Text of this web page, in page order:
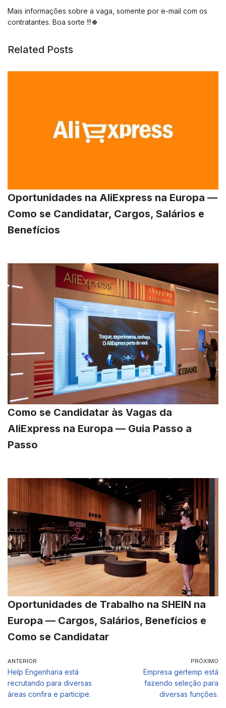
Mais informações sobre a vaga, somente por e-mail com os
contratantes. Boa sorte !!!🍀
Related Posts
Oportunidades na AliExpress na Europa —
Como se Candidatar, Cargos, Salários e
Benefícios
Como se Candidatar às Vagas da
AliExpress na Europa — Guia Passo a
Passo
Oportunidades de Trabalho na SHEIN na
Europa — Cargos, Salários, Benefícios e
Como se Candidatar
ANTERIOR
Help Engenharia está
recrutando para diversas
áreas confira e participe.
PRÓXIMO
Empresa gertemp está
fazendo seleção para
diversas funções.